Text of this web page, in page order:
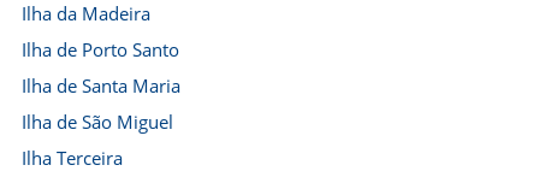
Ilha da Madeira
Ilha de Porto Santo
Ilha de Santa Maria
Ilha de São Miguel
Ilha Terceira